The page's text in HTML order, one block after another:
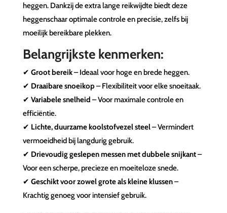
heggen. Dankzij de extra lange reikwijdte biedt deze
heggenschaar optimale controle en precisie, zelfs bij
moeilijk bereikbare plekken.
Belangrijkste kenmerken:
✔ Groot bereik– Ideaal voor hoge en brede heggen.
✔ Draaibare snoeikop– Flexibiliteit voor elke snoeitaak.
✔ Variabele snelheid – Voor maximale controle en
efficiëntie.
✔ Lichte, duurzame koolstofvezel steel– Vermindert
vermoeidheid bij langdurig gebruik.
✔ Drievoudig geslepen messen met dubbele snijkant–
Voor een scherpe, precieze en moeiteloze snede.
✔ Geschikt voor zowel grote als kleine klussen–
Krachtig genoeg voor intensief gebruik.